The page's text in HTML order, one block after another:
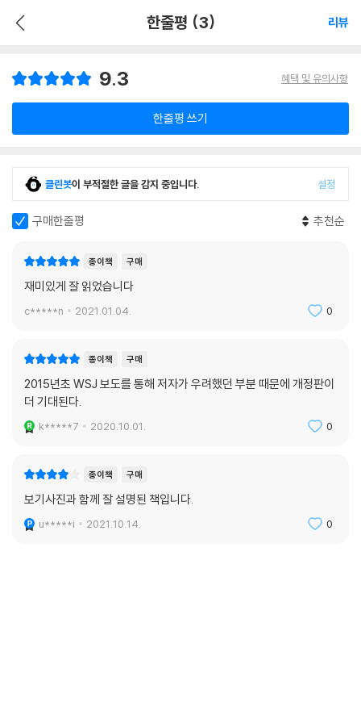
한줄평 (3) 리뷰
9.3 혜택 및 유의사항
한줄평 쓰기
클린봇이 부적절한 글을 감지 중입니다. 설정
구매한줄평 추천순
종이책 구매
재미있게 잘 읽었습니다
c*****n 2021.01.04. 0
종이책 구매
2015년초 WSJ 보도를 통해 저자가 우려했던 부분 때문에 개정판이
더 기대된다.
k*****7 2020.10.01. 0
종이책 구매
보기사진과 함께 잘 설명된 책입니다.
u*****i 2021.10.14. 0